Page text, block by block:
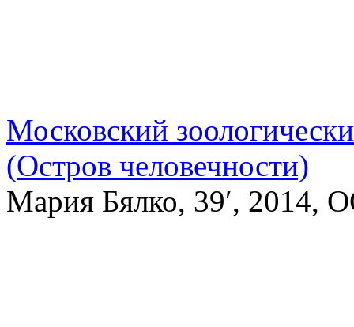
Московский
(Остров человечности)
Мария Бялко, 39′, 2014,